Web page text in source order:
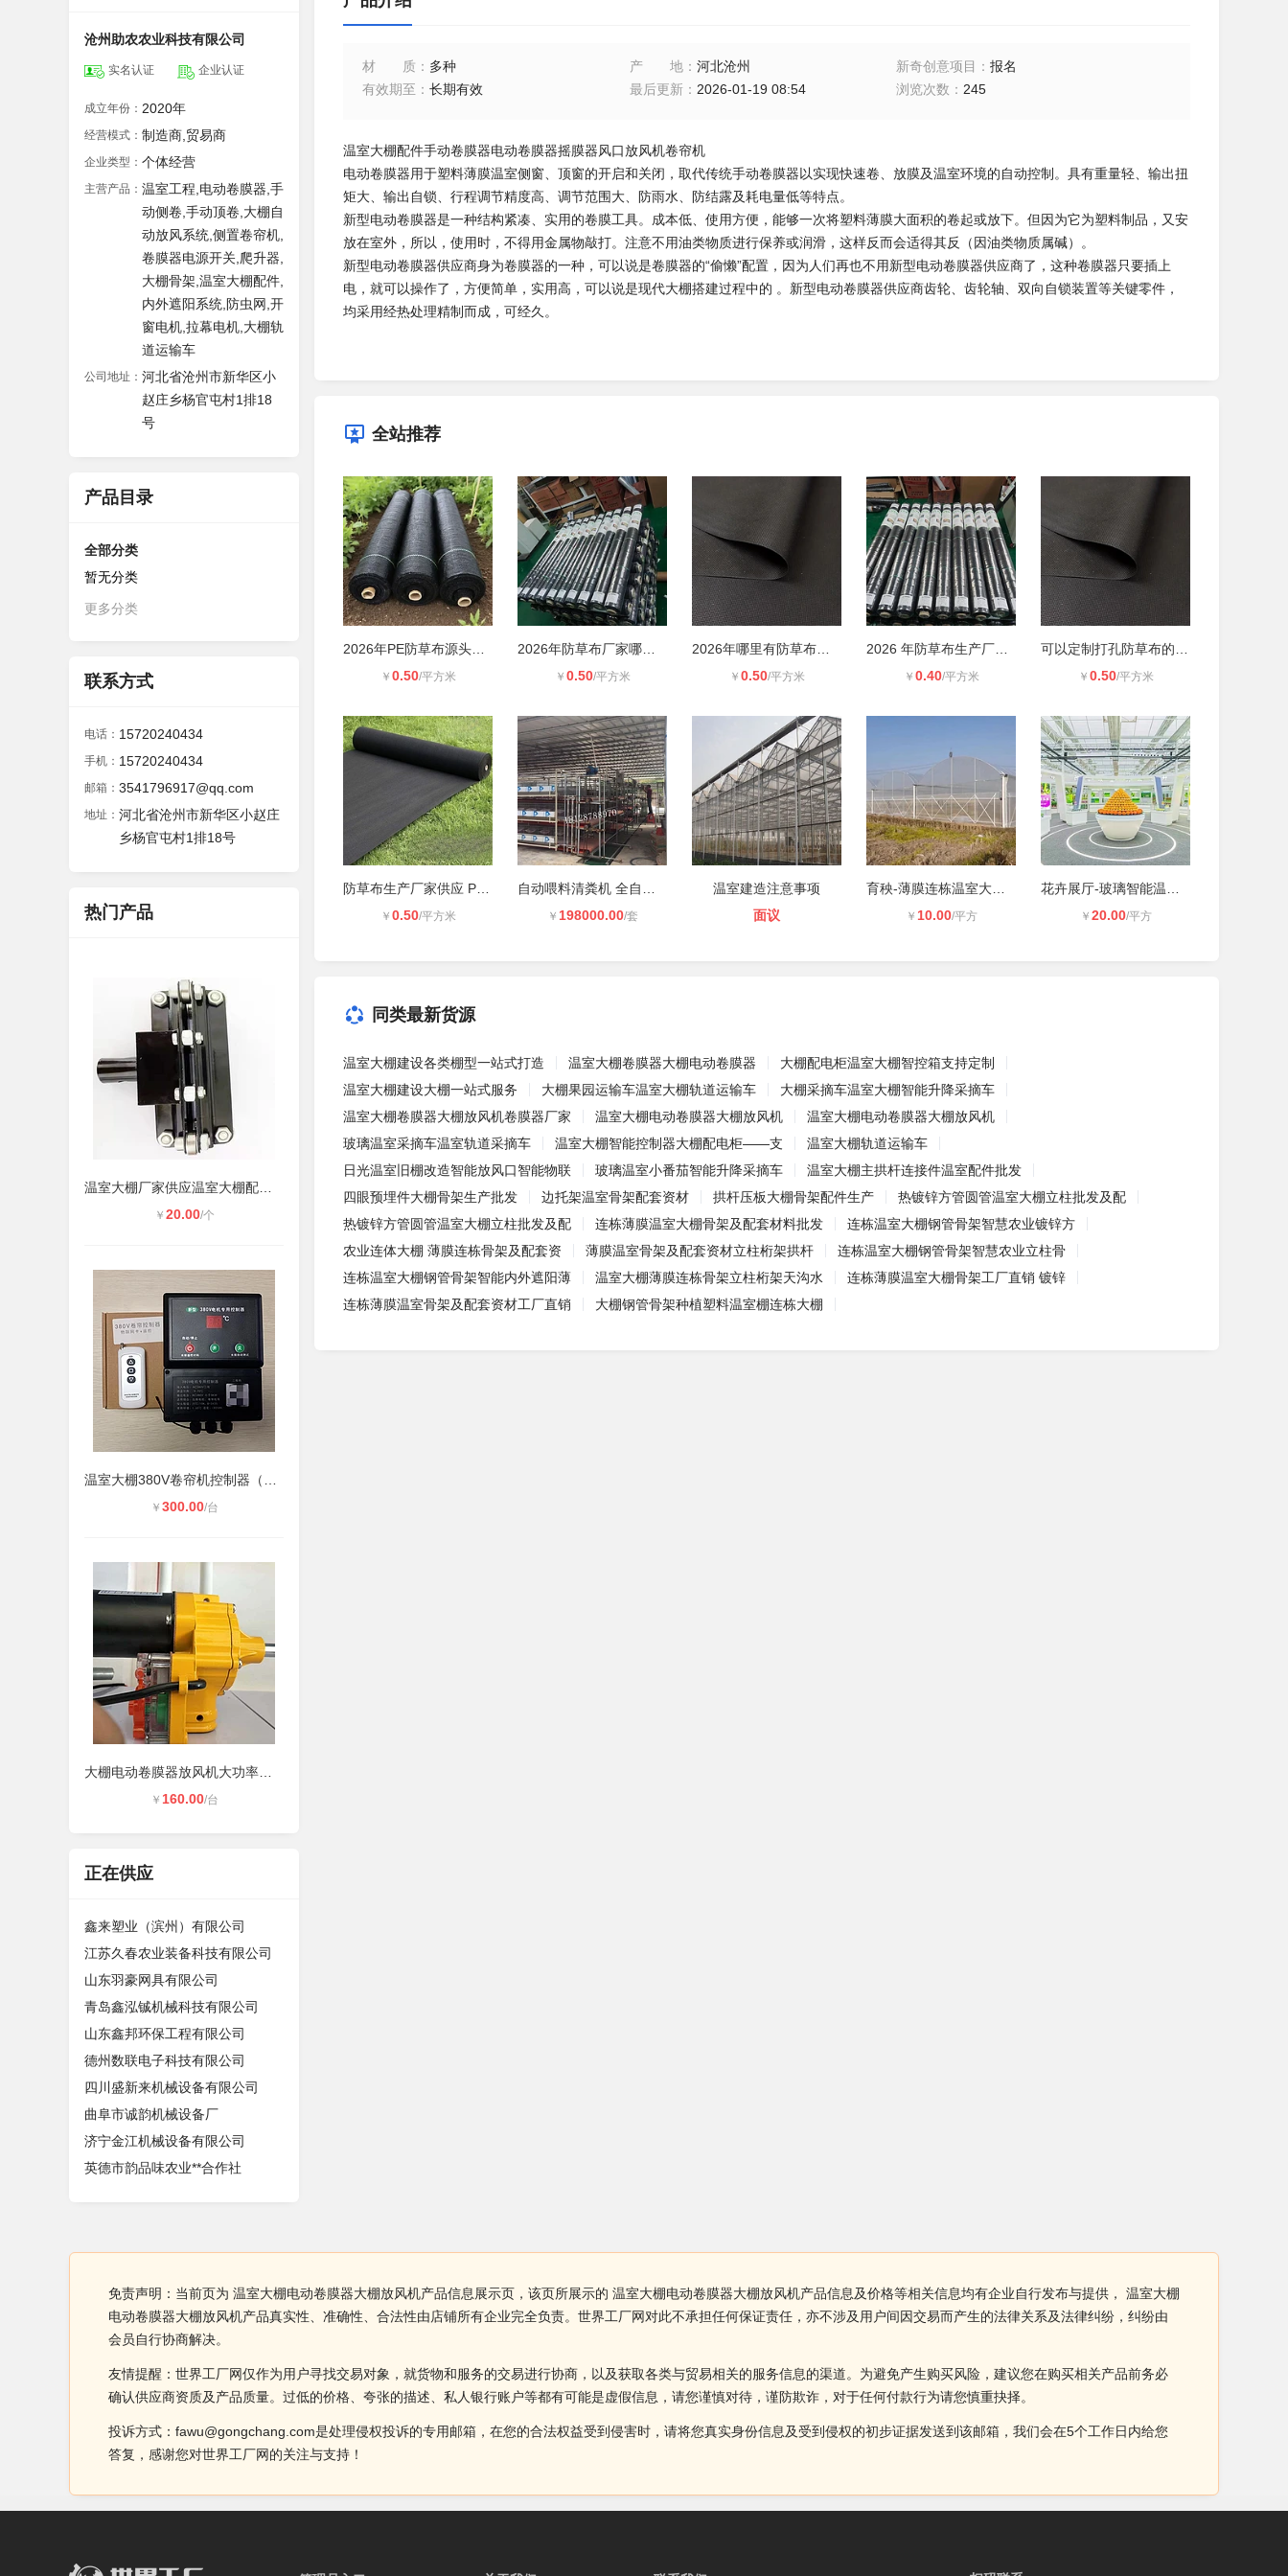
沧州助农农业科技有限公司
实名认证 企业认证
成立年份： 2020年
经营模式： 制造商,贸易商
企业类型： 个体经营
主营产品： 温室工程,电动卷膜器,手
动侧卷,手动顶卷,大棚自
动放风系统,侧置卷帘机,
卷膜器电源开关,爬升器,
大棚骨架,温室大棚配件,
内外遮阳系统,防虫网,开
窗电机,拉幕电机,大棚轨
道运输车
公司地址： 河北省沧州市新华区小
赵庄乡杨官屯村1排18
号
产品目录
全部分类
暂无分类
更多分类
联系方式
电话： 15720240434
手机： 15720240434
邮箱： 3541796917@qq.com
地址： 河北省沧州市新华区小赵庄
乡杨官屯村1排18号
热门产品
￥ 20.00/个
￥ 300.00/台
￥ 160.00/台
正在供应
鑫来塑业（滨州）有限公司
江苏久春农业装备科技有限公司
山东羽豪网具有限公司
青岛鑫泓铖机械科技有限公司
山东鑫邦环保工程有限公司
德州数联电子科技有限公司
四川盛新来机械设备有限公司
曲阜市诚韵机械设备厂
济宁金江机械设备有限公司
英德市韵品味农业**合作社
材质 ： 多种 产地： 河北沧州 新奇创意项目 ：报名
有效期至 ： 长期有效 最后更新： 2026-01-19 08:54 浏览次数 ： 245
温室大棚配件手动卷膜器电动卷膜器摇膜器风口放风机卷帘机
电动卷膜器用于塑料薄膜温室侧窗、顶窗的开启和关闭，取代传统手动卷膜器以实现快速卷、放膜及温室环境的自动控制。具有重量轻、输出扭
矩大、输出自锁、行程调节精度高、调节范围大、防雨水、防结露及耗电量低等特点。
新型电动卷膜器是一种结构紧凑、实用的卷膜工具。成本低、使用方便，能够一次将塑料薄膜大面积的卷起或放下。但因为它为塑料制品，又安
放在室外，所以，使用时，不得用金属物敲打。注意不用油类物质进行保养或润滑，这样反而会适得其反（因油类物质属碱）。
新型电动卷膜器供应商身为卷膜器的一种，可以说是卷膜器的“偷懒”配置，因为人们再也不用新型电动卷膜器供应商了，这种卷膜器只要插上
电，就可以操作了，方便简单，实用高，可以说是现代大棚搭建过程中的 。新型电动卷膜器供应商齿轮、齿轮轴、双向自锁装置等关键零件，
均采用经热处理精制而成，可经久。
全站推荐
￥ 0.50/平方米 ￥ 0.50/平方米 ￥ 0.50/平方米 ￥ 0.40/平方米 ￥ 0.50/平方米
￥ 0.50/平方米 ￥ 198000.00/套
温室建造注意事项
面议
￥ 10.00/平方 ￥ 20.00/平方
同类最新货源
温室大棚建设各类棚型一站式打造 温室大棚卷膜器大棚电动卷膜器
大棚配电柜温室大棚智控箱支持定制
温室大棚建设大棚一站式服务
大棚果园运输车温室大棚轨道运输车
大棚采摘车温室大棚智能升降采摘车
温室大棚卷膜器大棚放风机卷膜器厂家
温室大棚电动卷膜器大棚放风机
温室大棚电动卷膜器大棚放风机
玻璃温室采摘车温室轨道采摘车
温室大棚智能控制器大棚配电柜——支
温室大棚轨道运输车
日光温室旧棚改造智能放风口智能物联
玻璃温室小番茄智能升降采摘车
温室大棚主拱杆连接件温室配件批发
四眼预埋件大棚骨架生产批发
边托架温室骨架配套资材 拱杆压板大棚骨架配件生产
热镀锌方管圆管温室大棚立柱批发及配
热镀锌方管圆管温室大棚立柱批发及配
连栋薄膜温室大棚骨架及配套材料批发
连栋温室大棚钢管骨架智慧农业镀锌方
农业连体大棚 薄膜连栋骨架及配套资
薄膜温室骨架及配套资材立柱桁架拱杆
连栋温室大棚钢管骨架智慧农业立柱骨
连栋温室大棚钢管骨架智能内外遮阳薄
温室大棚薄膜连栋骨架立柱桁架天沟水
连栋薄膜温室大棚骨架工厂直销 镀锌
连栋薄膜温室骨架及配套资材工厂直销
大棚钢管骨架种植塑料温室棚连栋大棚
免责声明：当前页为 温室大棚电动卷膜器大棚放风机产品信息展示页，该页所展示的 温室大棚电动卷膜器大棚放风机产品信息及价格等相关信息均有企业自行发布与提供， 温室大棚
电动卷膜器大棚放风机产品真实性、准确性、合法性由店铺所有企业完全负责。世界工厂网对此不承担任何保证责任，亦不涉及用户间因交易而产生的法律关系及法律纠纷，纠纷由
会员自行协商解决。
友情提醒：世界工厂网仅作为用户寻找交易对象，就货物和服务的交易进行协商，以及获取各类与贸易相关的服务信息的渠道。为避免产生购买风险，建议您在购买相关产品前务必
确认供应商资质及产品质量。过低的价格、夸张的描述、私人银行账户等都有可能是虚假信息，请您谨慎对待，谨防欺诈，对于任何付款行为请您慎重抉择。
投诉方式：fawu@gongchang.com是处理侵权投诉的专用邮箱，在您的合法权益受到侵害时，请将您真实身份信息及受到侵权的初步证据发送到该邮箱，我们会在5个工作日内给您
答复，感谢您对世界工厂网的关注与支持！